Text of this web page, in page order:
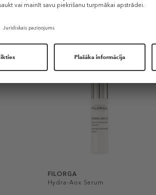
Līdzīgi produkti
FILORGA
Hydra-Aox Serum